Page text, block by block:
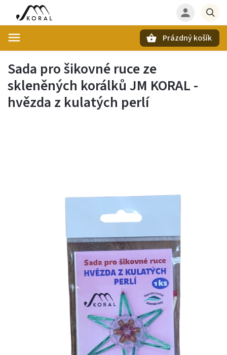
Prázdný košík
Sada pro šikovné ruce ze
skleněných korálků JM KORAL -
hvězda z kulatých perlí